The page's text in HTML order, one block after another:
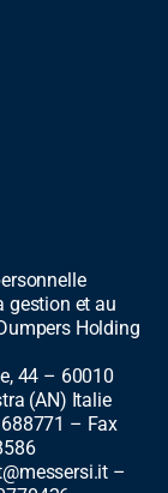
gestion et au
Holding
44 – 60010
(AN) Italie
– Fax
–